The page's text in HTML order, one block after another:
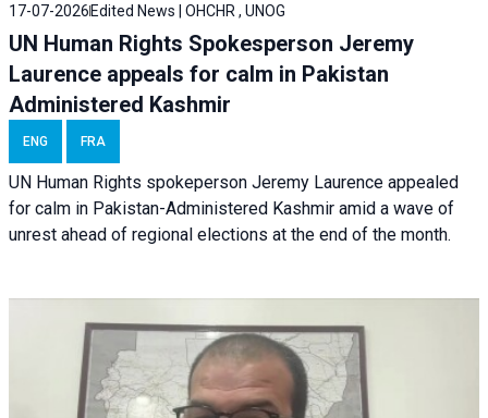
17-07-2026 Edited News | OHCHR , UNOG
UN Human Rights Spokesperson Jeremy
Laurence appeals for calm in Pakistan
Administered Kashmir
ENG FRA
UN Human Rights spokeperson Jeremy Laurence appealed
for calm in Pakistan-Administered Kashmir amid a wave of
unrest ahead of regional elections at the end of the month.